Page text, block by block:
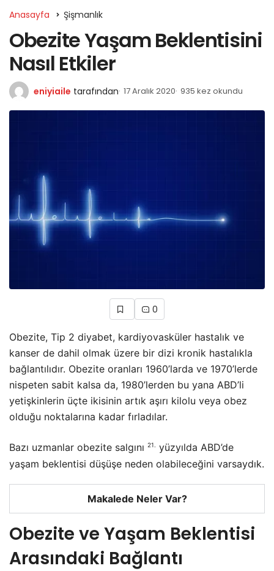
Anasayfa Şişmanlık
Obezite Yaşam Beklentisini
Nasıl Etkiler
eniyiaile tarafından 17 Aralık 2020 935 kez okundu
0
Obezite, Tip 2 diyabet, kardiyovasküler hastalık ve
kanser de dahil olmak üzere bir dizi kronik hastalıkla
bağlantılıdır. Obezite oranları 1960’larda ve 1970’lerde
nispeten sabit kalsa da, 1980’lerden bu yana ABD’li
yetişkinlerin üçte ikisinin artık aşırı kilolu veya obez
olduğu noktalarına kadar fırladılar.
Bazı uzmanlar obezite salgını 21. yüzyılda ABD’de
yaşam beklentisi düşüşe neden olabileceğini varsaydık.
Makalede Neler Var?
Obezite ve Yaşam Beklentisi
Arasındaki Bağlantı